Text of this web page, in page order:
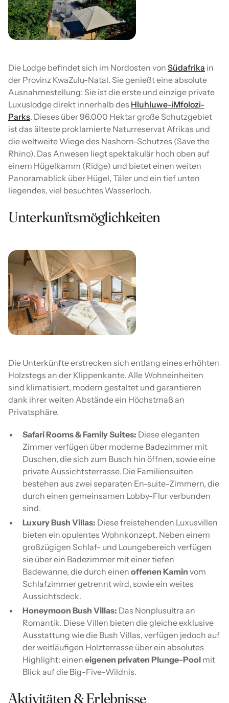
Die Lodge befindet sich im Nordosten von Südafrika in
der Provinz KwaZulu-Natal. Sie genießt eine absolute
Ausnahmestellung: Sie ist die erste und einzige private
Luxuslodge direkt innerhalb des Hluhluwe-iMfolozi-
Parks. Dieses über 96.000 Hektar große Schutzgebiet
ist das älteste proklamierte Naturreservat Afrikas und
die weltweite Wiege des Nashorn-Schutzes (Save the
Rhino). Das Anwesen liegt spektakulär hoch oben auf
einem Hügelkamm (Ridge) und bietet einen weiten
Panoramablick über Hügel, Täler und ein tief unten
liegendes, viel besuchtes Wasserloch.
Unterkunftsmöglichkeiten
Die Unterkünfte erstrecken sich entlang eines erhöhten
Holzstegs an der Klippenkante. Alle Wohneinheiten
sind klimatisiert, modern gestaltet und garantieren
dank ihrer weiten Abstände ein Höchstmaß an
Privatsphäre.
Safari Rooms & Family Suites: Diese eleganten
Zimmer verfügen über moderne Badezimmer mit
Duschen, die sich zum Busch hin öffnen, sowie eine
private Aussichtsterrasse. Die Familiensuiten
bestehen aus zwei separaten En-suite-Zimmern, die
durch einen gemeinsamen Lobby-Flur verbunden
sind.
Luxury Bush Villas: Diese freistehenden Luxusvillen
bieten ein opulentes Wohnkonzept. Neben einem
großzügigen Schlaf- und Loungebereich verfügen
sie über ein Badezimmer mit einer tiefen
Badewanne, die durch einen offenen Kamin vom
Schlafzimmer getrennt wird, sowie ein weites
Aussichtsdeck.
Honeymoon Bush Villas: Das Nonplusultra an
Romantik. Diese Villen bieten die gleiche exklusive
Ausstattung wie die Bush Villas, verfügen jedoch auf
der weitläufigen Holzterrasse über ein absolutes
Highlight: einen eigenen privaten Plunge-Pool mit
Blick auf die Big-Five-Wildnis.
Aktivitäten & Erlebnisse